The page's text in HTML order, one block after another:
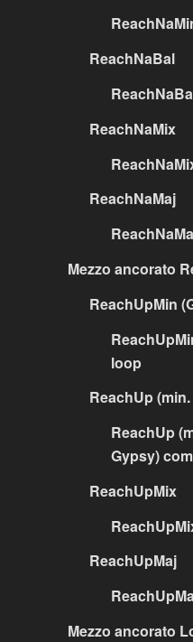
ReachNaBal
ReachNaMix
ReachNaMaj
Mezzo ancorato
ReachUpMin
loop
ReachUp
ReachUp
Gypsy)
ReachUpMix
ReachUpMaj
Mezzo ancorato